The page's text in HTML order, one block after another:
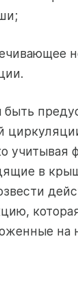
учитывая
в
на